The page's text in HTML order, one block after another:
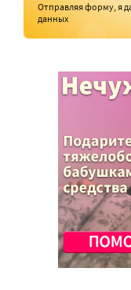
Отправляя форму, я
данных